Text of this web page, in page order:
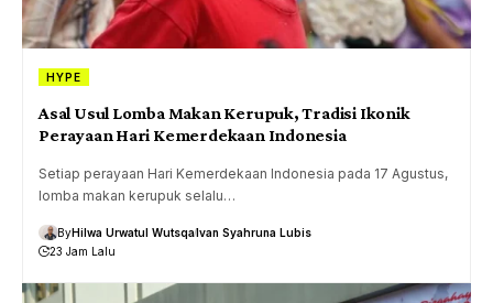
HYPE
Asal Usul Lomba Makan Kerupuk, Tradisi Ikonik
Perayaan Hari Kemerdekaan Indonesia
Setiap perayaan Hari Kemerdekaan Indonesia pada 17 Agustus,
lomba makan kerupuk selalu…
ByHilwa Urwatul WutsqaIvan Syahruna Lubis
23 Jam Lalu